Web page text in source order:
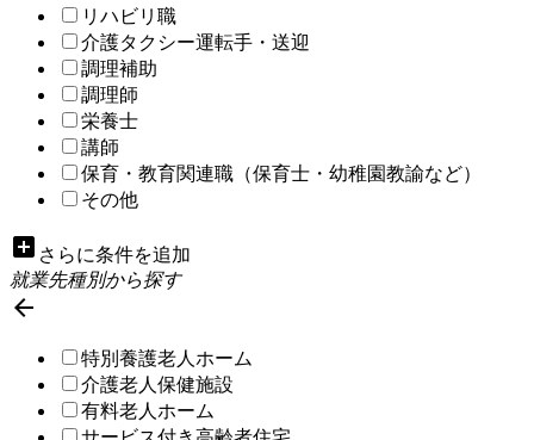
リハビリ職
介護タクシー運転手・送迎
調理補助
調理師
栄養士
講師
保育・教育関連職（保育士・幼稚園教諭など）
その他
add_box さらに条件を追加
就業先種別から探す

特別養護老人ホーム
介護老人保健施設
有料老人ホーム